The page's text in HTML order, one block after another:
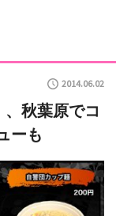
2014.06.02
秋葉原でコ
ーも